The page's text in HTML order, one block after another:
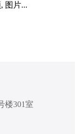
图片...
楼301室